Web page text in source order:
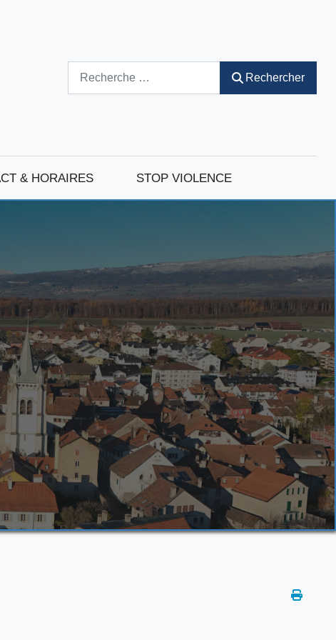
Rechercher
& HORAIRES STOP VIOLENCE